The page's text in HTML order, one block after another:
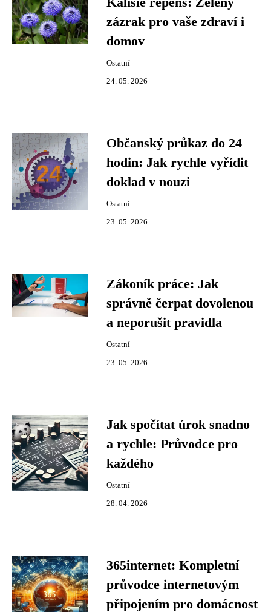
zázrak pro vaše zdraví i
domov
Ostatní
24. 05. 2026
Občanský průkaz do 24
hodin: Jak rychle vyřídit
doklad v nouzi
Ostatní
23. 05. 2026
Zákoník práce: Jak
správně čerpat dovolenou
a neporušit pravidla
Ostatní
23. 05. 2026
Jak spočítat úrok snadno
a rychle: Průvodce pro
každého
Ostatní
28. 04. 2026
365internet: Kompletní
průvodce internetovým
připojením pro domácnost